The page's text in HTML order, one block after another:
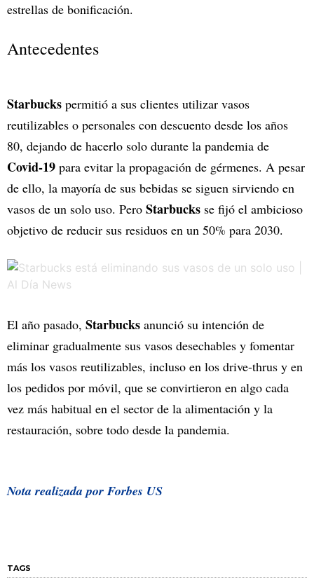
estrellas de bonificación.
Antecedentes
Starbucks permitió a sus clientes utilizar vasos
reutilizables o personales con descuento desde los años
80, dejando de hacerlo solo durante la pandemia de
Covid-19 para evitar la propagación de gérmenes. A pesar
de ello, la mayoría de sus bebidas se siguen sirviendo en
vasos de un solo uso. Pero Starbucks se fijó el ambicioso
objetivo de reducir sus residuos en un 50% para 2030.
El año pasado, Starbucks anunció su intención de
eliminar gradualmente sus vasos desechables y fomentar
más los vasos reutilizables, incluso en los drive-thrus y en
los pedidos por móvil, que se convirtieron en algo cada
vez más habitual en el sector de la alimentación y la
restauración, sobre todo desde la pandemia.
Nota realizada por Forbes US
TAGS